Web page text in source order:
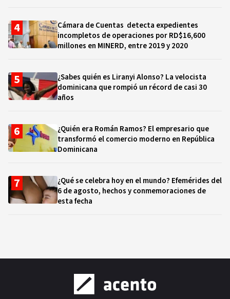
Cámara de Cuentas detecta expedientes
incompletos de operaciones por RD$16,600
millones en MINERD, entre 2019 y 2020
¿Sabes quién es Liranyi Alonso? La velocista
dominicana que rompió un récord de casi 30
años
¿Quién era Román Ramos? El empresario que
transformó el comercio moderno en República
Dominicana
¿Qué se celebra hoy en el mundo? Efemérides del
6 de agosto, hechos y conmemoraciones de
esta fecha